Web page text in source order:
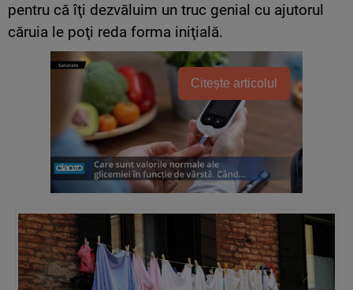
pentru că îţi dezvăluim un truc genial cu ajutorul
căruia le poţi reda forma iniţială.
Citește articolul